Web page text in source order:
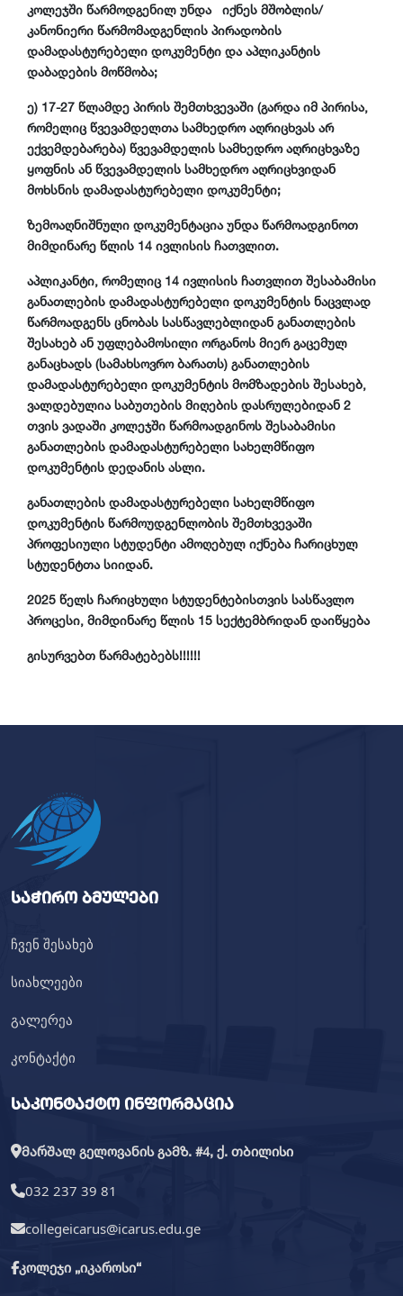
კოლეჯში წარმოდგენილ უნდა იქნეს მშობლის/
კანონიერი წარმომადგენლის პირადობის
დამადასტურებელი დოკუმენტი და აპლიკანტის
დაბადების მოწმობა;
ე) 17-27 წლამდე პირის შემთხვევაში (გარდა იმ პირისა,
რომელიც წვევამდელთა სამხედრო აღრიცხვას არ
ექვემდებარება) წვევამდელის სამხედრო აღრიცხვაზე
ყოფნის ან წვევამდელის სამხედრო აღრიცხვიდან
მოხსნის დამადასტურებელი დოკუმენტი;
ზემოაღნიშნული დოკუმენტაცია უნდა წარმოადგინოთ
მიმდინარე წლის 14 ივლისის ჩათვლით.
აპლიკანტი, რომელიც 14 ივლისის ჩათვლით შესაბამისი
განათლების დამადასტურებელი დოკუმენტის ნაცვლად
წარმოადგენს ცნობას სასწავლებლიდან განათლების
შესახებ ან უფლებამოსილი ორგანოს მიერ გაცემულ
განაცხადს (სამახსოვრო ბარათს) განათლების
დამადასტურებელი დოკუმენტის მომზადების შესახებ,
ვალდებულია საბუთების მიღების დასრულებიდან 2
თვის ვადაში კოლეჯში წარმოადგინოს შესაბამისი
განათლების დამადასტურებელი სახელმწიფო
დოკუმენტის დედანის ასლი.
განათლების დამადასტურებელი სახელმწიფო
დოკუმენტის წარმოუდგენლობის შემთხვევაში
პროფესიული სტუდენტი ამოღებულ იქნება ჩარიცხულ
სტუდენტთა სიიდან.
2025 წელს ჩარიცხული სტუდენტებისთვის სასწავლო
პროცესი, მიმდინარე წლის 15 სექტემბრიდან დაიწყება
გისურვებთ წარმატებებს!!!!!!
საჭირო ბმულები
ჩვენ შესახებ
სიახლეები
გალერეა
კონტაქტი
საკონტაქტო ინფორმაცია
მარშალ გელოვანის გამზ. #4, ქ. თბილისი
032 237 39 81
collegeicarus@icarus.edu.ge
კოლეჯი „იკაროსი“